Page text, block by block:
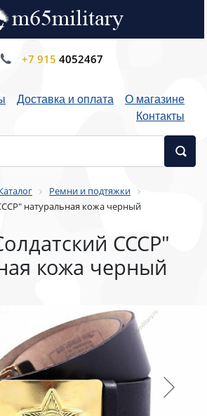
+7 915 4052467
Доставка и оплата
О магазине
Контакты
Ремни и подтяжки
натуральная кожа черный
CCCР"
кожа черный